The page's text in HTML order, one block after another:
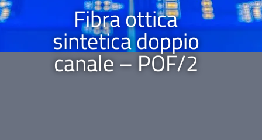
Fibra ottica
sintetica doppio
canale – POF/2